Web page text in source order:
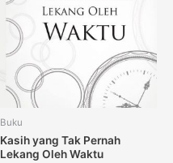
Buku
Kasih yang Tak Pernah
Lekang Oleh Waktu